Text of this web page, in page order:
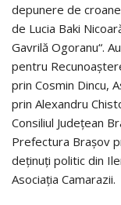
depunere de
de Lucia Baki
Gavrilă Ogoranu“.
pentru
prin Cosmin Dincu,
prin Alexandru
Consiliul Județean
Prefectura Brașov
deținuți politic din
Asociația Camarazii.